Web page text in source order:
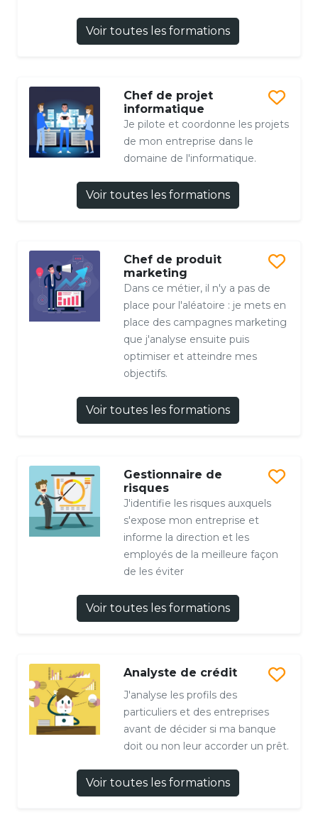
Voir toutes les formations
Chef de projet
informatique
Je pilote et coordonne les projets
de mon entreprise dans le
domaine de l'informatique.
Voir toutes les formations
Chef de produit
marketing
Dans ce métier, il n'y a pas de
place pour l'aléatoire : je mets en
place des campagnes marketing
que j'analyse ensuite puis
optimiser et atteindre mes
objectifs.
Voir toutes les formations
Gestionnaire de
risques
J'identifie les risques auxquels
s'expose mon entreprise et
informe la direction et les
employés de la meilleure façon
de les éviter
Voir toutes les formations
Analyste de crédit
J'analyse les profils des
particuliers et des entreprises
avant de décider si ma banque
doit ou non leur accorder un prêt.
Voir toutes les formations